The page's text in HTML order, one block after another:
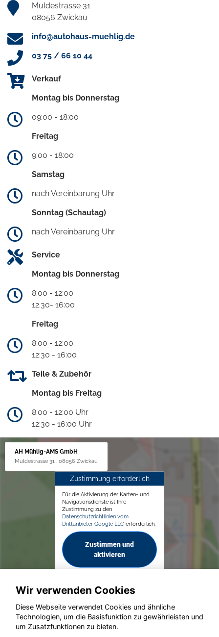
Muldestrasse 31
08056 Zwickau
info@autohaus-muehlig.de
03 75 / 66 10 44
Verkauf
Montag bis Donnerstag
09:00 - 18:00
Freitag
9:00 - 18:00
Samstag
nach Vereinbarung Uhr
Sonntag (Schautag)
nach Vereinbarung Uhr
Service
Montag bis Donnerstag
8:00 - 12:00
12.30- 16:00
Freitag
8:00 - 12:00
12:30 - 16:00
Teile & Zubehör
Montag bis Freitag
8:00 - 12:00 Uhr
12:30 - 16:00 Uhr
AH Mühlig-AMS GmbH
Muldestrasse 31 , 08056 Zwickau
Zustimmung erforderlich
Für die Aktivierung der Karten- und
Navigationsdienste ist Ihre
Zustimmung zu den
Datenschutzrichtlinien vom
Drittanbieter Google LLC erforderlich.
Zustimmen und
aktivieren
© konjunkturmotor.de GmbH 2020 - 2026
Wir verwenden Cookies
Diese Webseite verwendet Cookies und ähnliche
Technologien, um die Basisfunktion zu gewährleisten und
um Zusatzfunktionen zu bieten.